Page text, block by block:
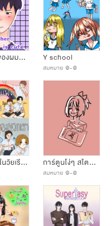
น้องชายของผมน่ารัก Y school
สมหมาย @-@
ชีวิตแฟนในวัยเรียนของพวกเราก็เป็นแบบนี้แหละ การ์ตูนโง่ๆ สไตล์นักเขียน(กากๆ)
สมหมาย @-@